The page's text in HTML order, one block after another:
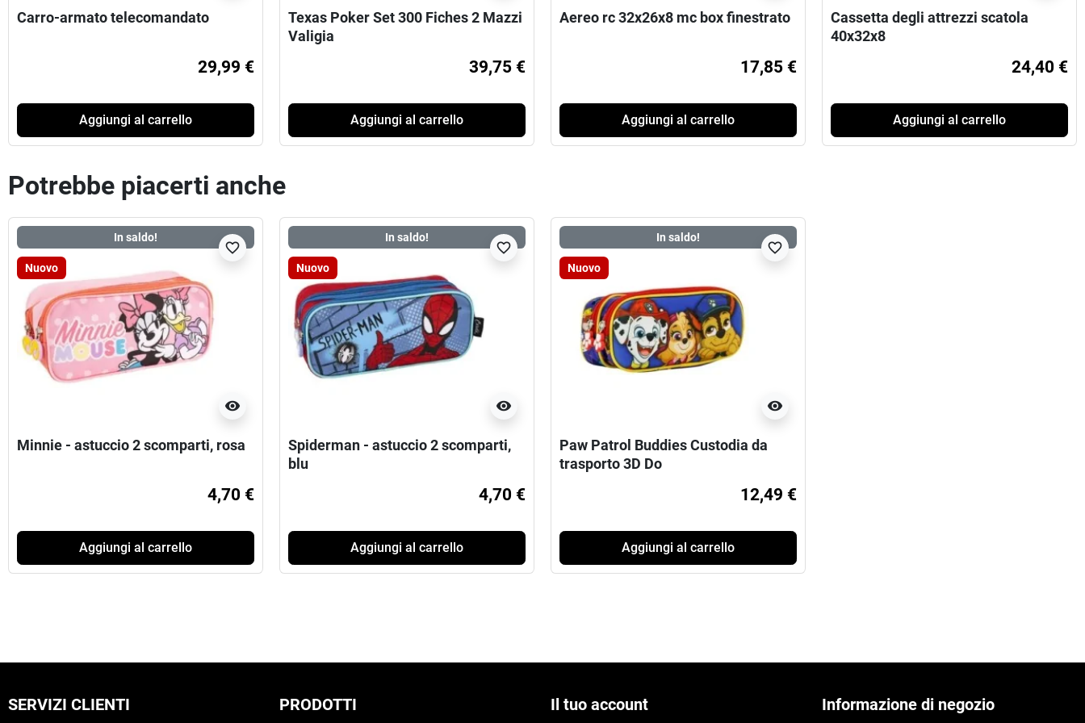
Carro-armato telecomandato
29,99 €
Aggiungi al carrello
Texas Poker Set 300 Fiches 2 Mazzi
Valigia
39,75 €
Aggiungi al carrello
Aereo rc 32x26x8 mc box finestrato
17,85 €
Aggiungi al carrello
Cassetta degli attrezzi scatola
40x32x8
24,40 €
Aggiungi al carrello
Potrebbe piacerti anche
In saldo!
Nuovo
visibility
favorite_border
Minnie - astuccio 2 scomparti, rosa
4,70 €
Aggiungi al carrello
In saldo!
Nuovo
visibility
favorite_border
Spiderman - astuccio 2 scomparti,
blu
4,70 €
Aggiungi al carrello
In saldo!
Nuovo
visibility
favorite_border
Paw Patrol Buddies Custodia da
trasporto 3D Do
12,49 €
Aggiungi al carrello
SERVIZI CLIENTI PRODOTTI Il tuo account Informazione di negozio